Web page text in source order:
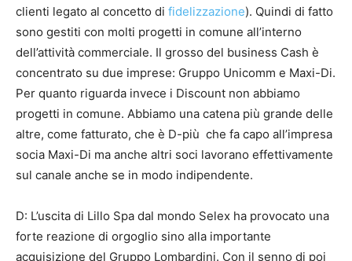
clienti legato al concetto di fidelizzazione). Quindi di fatto
sono gestiti con molti progetti in comune all’interno
dell’attività commerciale. Il grosso del business Cash è
concentrato su due imprese: Gruppo Unicomm e Maxi-Di.
Per quanto riguarda invece i Discount non abbiamo
progetti in comune. Abbiamo una catena più grande delle
altre, come fatturato, che è D-più che fa capo all’impresa
socia Maxi-Di ma anche altri soci lavorano effettivamente
sul canale anche se in modo indipendente.
D: L’uscita di Lillo Spa dal mondo Selex ha provocato una
forte reazione di orgoglio sino alla importante
acquisizione del Gruppo Lombardini. Con il senno di poi